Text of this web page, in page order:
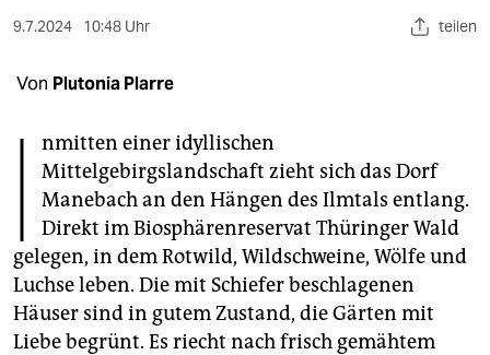
fragen & hilfe
unterstützen
genossenschaft
epaper login
9.7.2024 10:48 Uhr teilen
Von Plutonia Plarre
I
nmitten einer idyllischen
Mittelgebirgslandschaft zieht sich das Dorf
Manebach an den Hängen des Ilmtals entlang.
Direkt im Biosphärenreservat Thüringer Wald
gelegen, in dem Rotwild, Wildschweine, Wölfe und
Luchse leben. Die mit Schiefer beschlagenen
Häuser sind in gutem Zustand, die Gärten mit
Liebe begrünt. Es riecht nach frisch gemähtem